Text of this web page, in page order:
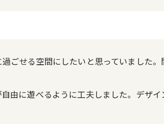
ごせる空間にしたいと思っていました
由に遊べるように工夫しました。デザ